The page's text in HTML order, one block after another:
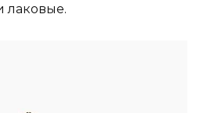
лаковые.